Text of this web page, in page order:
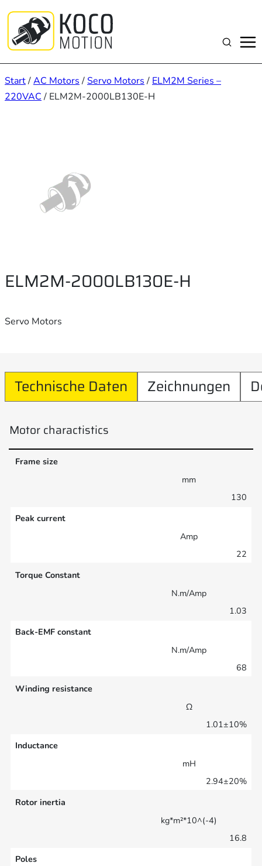
Inhalt
springen
Suchen
Start/AC Motors /Servo Motors / ELM2M Series –
220VAC / ELM2M-2000LB130E-H
ELM2M-2000LB130E-H
Servo Motors
Technische Daten Zeichnungen
Motor charactistics
Frame size
mm
130
Peak current
Amp
22
Torque Constant
N.m/Amp
1.03
Back-EMF constant
N.m/Amp
68
Winding resistance
Ω
1.01±10%
Inductance
mH
2.94±20%
Rotor inertia
kg*m²*10^(-4)
16.8
Poles